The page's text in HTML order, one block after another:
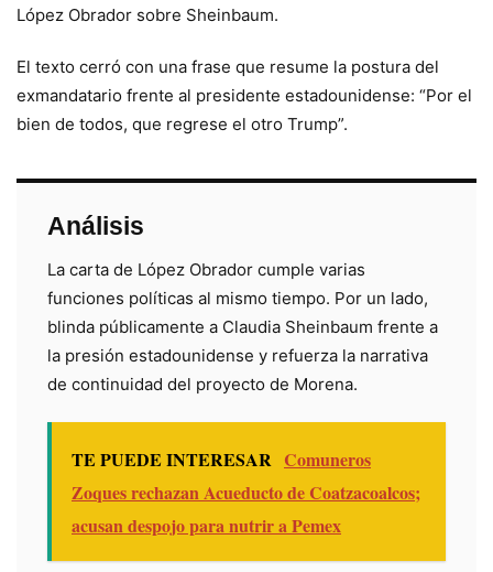
López Obrador sobre Sheinbaum.
El texto cerró con una frase que resume la postura del
exmandatario frente al presidente estadounidense: “Por el
bien de todos, que regrese el otro Trump”.
Análisis
La carta de López Obrador cumple varias
funciones políticas al mismo tiempo. Por un lado,
blinda públicamente a Claudia Sheinbaum frente a
la presión estadounidense y refuerza la narrativa
de continuidad del proyecto de Morena.
TE PUEDE INTERESAR Comuneros
Zoques rechazan Acueducto de Coatzacoalcos;
acusan despojo para nutrir a Pemex